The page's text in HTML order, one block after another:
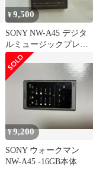
¥9,500
SONY NW-A45 デジタ
ルミュージックプレー
ヤー
¥9,200
SONY ウォークマン
NW-A45 -16GB本体